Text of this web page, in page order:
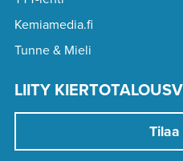
Kemiamedia.fi
Tunne & Mieli
LIITY